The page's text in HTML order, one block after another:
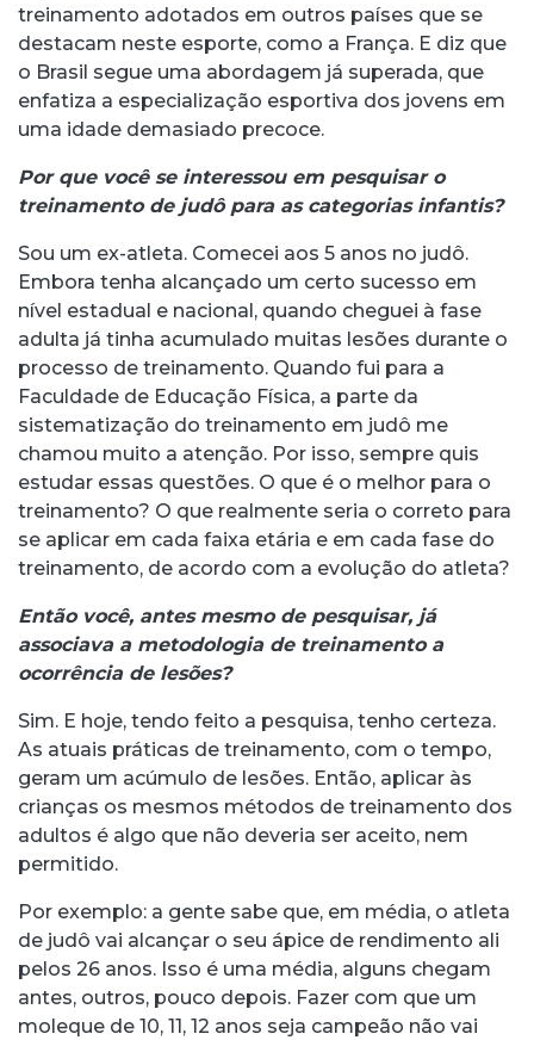
treinamento adotados em outros países que se
destacam neste esporte, como a França. E diz que
o Brasil segue uma abordagem já superada, que
enfatiza a especialização esportiva dos jovens em
uma idade demasiado precoce.
Por que você se interessou em pesquisar o
treinamento de judô para as categorias infantis?
Sou um ex-atleta. Comecei aos 5 anos no judô.
Embora tenha alcançado um certo sucesso em
nível estadual e nacional, quando cheguei à fase
adulta já tinha acumulado muitas lesões durante o
processo de treinamento. Quando fui para a
Faculdade de Educação Física, a parte da
sistematização do treinamento em judô me
chamou muito a atenção. Por isso, sempre quis
estudar essas questões. O que é o melhor para o
treinamento? O que realmente seria o correto para
se aplicar em cada faixa etária e em cada fase do
treinamento, de acordo com a evolução do atleta?
Então você, antes mesmo de pesquisar, já
associava a metodologia de treinamento a
ocorrência de lesões?
Sim. E hoje, tendo feito a pesquisa, tenho certeza.
As atuais práticas de treinamento, com o tempo,
geram um acúmulo de lesões. Então, aplicar às
crianças os mesmos métodos de treinamento dos
adultos é algo que não deveria ser aceito, nem
permitido.
Por exemplo: a gente sabe que, em média, o atleta
de judô vai alcançar o seu ápice de rendimento ali
pelos 26 anos. Isso é uma média, alguns chegam
antes, outros, pouco depois. Fazer com que um
moleque de 10, 11, 12 anos seja campeão não vai